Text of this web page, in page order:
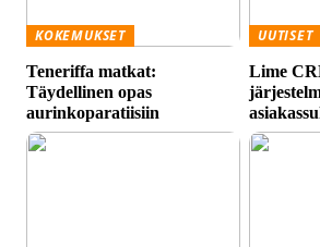
KOKEMUKSET
Teneriffa matkat:
Täydellinen opas
aurinkoparatiisiin
UUTISET
Lime